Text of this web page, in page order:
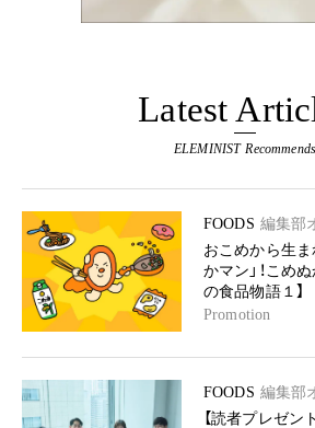
Latest
ELEMINIST Recommends
FOODS 編集部
おこめから生ま
かマン」！こめ
の食品物語１】
Promotion
FOODS 編集部
【読者プレゼン